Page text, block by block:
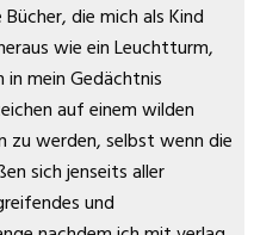
die mich als Kind
wie ein Leuchtturm,
mein Gedächtnis
auf einem wilden
zu werden, selbst wenn die
sich jenseits aller
und